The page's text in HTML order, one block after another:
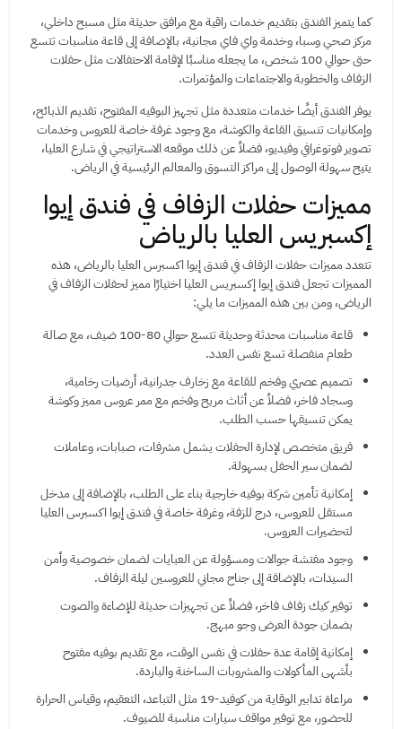
كما يتميز الفندق بتقديم خدمات راقية مع مرافق حديثة مثل مسبح داخلي،
مركز صحي وسبا، وخدمة واي فاي مجانية، بالإضافة إلى قاعة مناسبات تتسع
حتى حوالي 100 شخص، ما يجعله مناسبًا لإقامة الاحتفالات مثل حفلات
الزفاف والخطوبة والاجتماعات والمؤتمرات.
يوفر الفندق أيضًا خدمات متعددة مثل تجهيز البوفيه المفتوح، تقديم الذبائح،
وإمكانيات تنسيق القاعة والكوشة، مع وجود غرفة خاصة للعروس وخدمات
تصوير فوتوغرافي وفيديو، فضلاً عن ذلك موقعه الاستراتيجي في شارع العليا،
يتيح سهولة الوصول إلى مراكز التسوق والمعالم الرئيسية في الرياض.
مميزات حفلات الزفاف في فندق إيوا
إكسبريس العليا بالرياض
تتعدد مميزات حفلات الزفاف في فندق إيوا اكسبرس العليا بالرياض، هذه
المميزات تجعل فندق إيوا إكسبريس العليا اختيارًا مميز لحفلات الزفاف في
الرياض، ومن بين هذه المميزات ما يلي:
قاعة مناسبات محدثة وحديثة تتسع حوالي 80-100 ضيف، مع صالة
طعام منفصلة تسع نفس العدد.
تصميم عصري وفخم للقاعة مع زخارف جدرانية، أرضيات رخامية،
وسجاد فاخر، فضلاً عن أثاث مريح وفخم مع ممر عروس مميز وكوشة
يمكن تنسيقها حسب الطلب.
فريق متخصص لإدارة الحفلات يشمل مشرفات، صبابات، وعاملات
لضمان سير الحفل بسهولة.
إمكانية تأمين شركة بوفيه خارجية بناء على الطلب، بالإضافة إلى مدخل
مستقل للعروس، درج للزفة، وغرفة خاصة في فندق إيوا اكسبرس العليا
لتحضيرات العروس.
وجود مفتشة جوالات ومسؤولة عن العبايات لضمان خصوصية وأمن
السيدات، بالإضافة إلى جناح مجاني للعروسين ليلة الزفاف.
توفير كيك زفاف فاخر، فضلاً عن تجهيزات حديثة للإضاءة والصوت
بضمان جودة العرض وجو مبهج.
إمكانية إقامة عدة حفلات في نفس الوقت، مع تقديم بوفيه مفتوح
بأشهى المأكولات والمشروبات الساخنة والباردة.
مراعاة تدابير الوقاية من كوفيد-19 مثل التباعد، التعقيم، وقياس الحرارة
للحضور، مع توفير مواقف سيارات مناسبة للضيوف.